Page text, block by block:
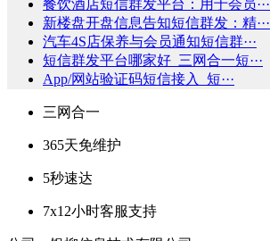
餐饮酒店短信群发平台：用于会员···
新楼盘开盘信息告知短信群发：精···
汽车4S店保养与会员通知短信群···
短信群发平台哪家好_三网合一短···
App/网站验证码短信接入_短···
三网合一
365天免维护
5秒速达
7x12小时客服支持